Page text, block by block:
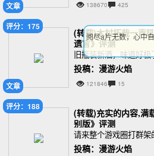
文章 138670 425
文章
评分：175
(转载)木村拓哉一声
遗言》评测
旧瓶装新酒，味道好极
投稿：漫游火焰
121846 15
评分：188
(转载)充实的内容,满
别版》评测
请来整个游戏圈打群架
投稿：漫游火焰
阅尽a片无数，心中